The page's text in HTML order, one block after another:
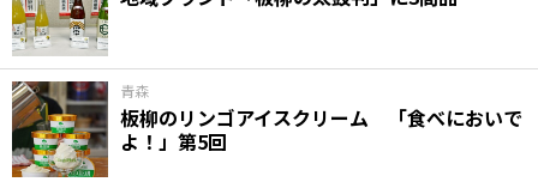
青森
板柳のリンゴアイスクリーム 「食べにおいで
よ！」第5回